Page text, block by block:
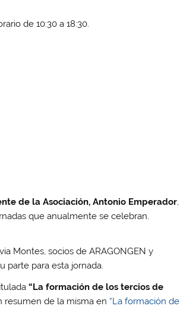
de 10:30 a 18:30.
de la Asociación, Antonio Emperador,
que anualmente se celebran.
Montes, socios de ARAGONGEN y
parte para esta jornada.
“La formación de los tercios de
resumen de la misma en “La formación de